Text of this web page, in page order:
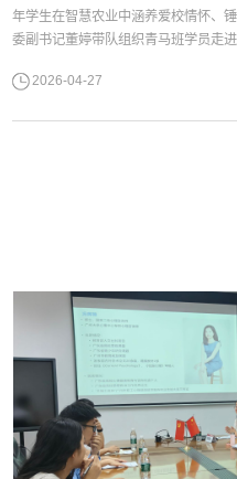
年学生在智慧农业中涵养爱校情怀、
委副书记董婷带队组织青马班学员走
授、信息学院辅导员卓智勇、周浩翔
2026-04-27